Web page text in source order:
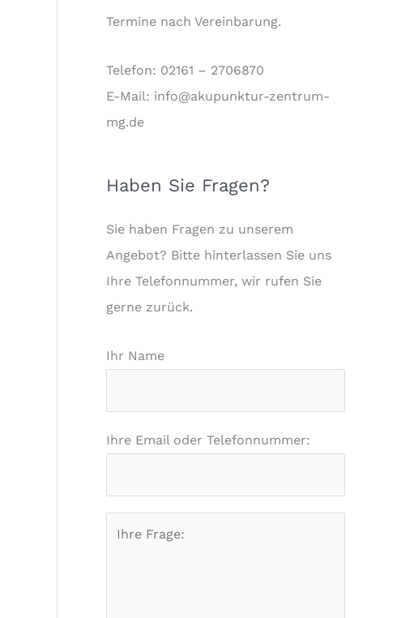
Termine nach Vereinbarung.
Telefon: 02161 – 2706870
E-Mail: info@akupunktur-zentrum-
mg.de
Haben Sie Fragen?
Sie haben Fragen zu unserem
Angebot? Bitte hinterlassen Sie uns
Ihre Telefonnummer, wir rufen Sie
gerne zurück.
Ihr Name
Ihre Email oder Telefonnummer: